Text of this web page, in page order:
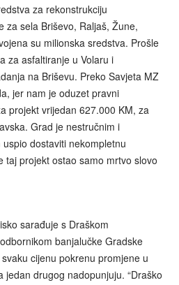
za rekonstrukciju
za sela Briševo, Raljaš, Žune,
su milionska sredstva. Prošle
za asfaltiranje u Volaru i
na Briševu. Preko Savjeta MZ
jer nam je oduzet pravni
projekt vrijedan 627.000 KM, za
Grad je nestručnim i
dostaviti nekompletnu
taj projekt ostao samo mrtvo slovo
sarađuje s Draškom
banjalučke Gradske
cijenu pokrenu promjene u
jedan drugog nadopunjuju. “Draško